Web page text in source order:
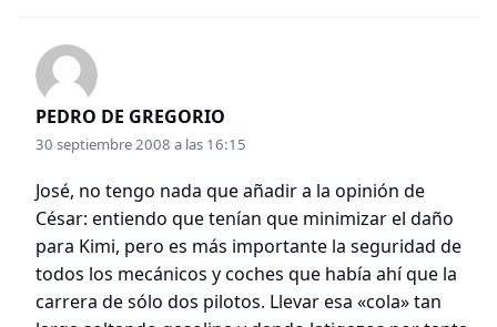
PEDRO DE GREGORIO
30 septiembre 2008 a las 16:15
José, no tengo nada que añadir a la opinión de
César: entiendo que tenían que minimizar el daño
para Kimi, pero es más importante la seguridad de
todos los mecánicos y coches que había ahí que la
carrera de sólo dos pilotos. Llevar esa «cola» tan